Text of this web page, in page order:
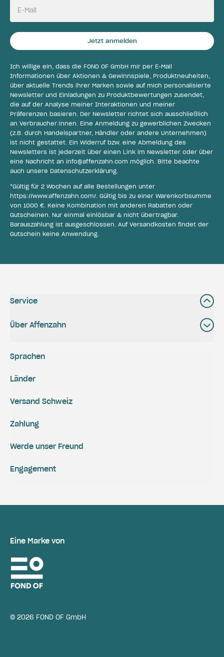
E-Mail
Jetzt anmelden
Ich willige ein, dass die FOND OF GmbH mir per E-Mail
Informationen über Aktionen & Gewinnspiele, Produktneuheiten,
über aktuelle Trends ihrer Marken sowie auf mich personalisierte
Newsletter und Einladungen zu Produktbewertungen zusendet,
die auf der Analyse meiner Interaktionen und meiner
Präferenzen basieren. Der Newsletter richtet sich ausschließlich
an Verbraucher:innen. Eine Anmeldung zu gewerblichen Zwecken
(z.B. durch Handelspartner, Händler oder andere Unternehmen)
ist nicht gestattet. Ein Widerruf bzw. eine Abmeldung des
Newsletters ist jederzeit über einen Link im Newsletter oder über
eine Nachricht an info@affenzahn.com möglich. Bitte beachte
auch unsere Datenschutzerklärung.
*Gültig für 2 Wochen auf alle Bestellungen unter
https://www.affenzahn.com/. Gültig bis zu einer Warenkorbsumme
von 1000 €. Keine Kombination mit anderen Rabatten oder
Gutscheinen. Nur einmal einlösbar & nicht übertragbar.
Barauszahlung ist ausgeschlossen. Auf Versandkosten findet der
Gutschein keine Anwendung.
Service
Über Affenzahn
Versand Schweiz
Zahlung
Engagement
Werde unser Freund
Sprachen
Länder
Eine Marke von
© 2026 FOND OF GmbH